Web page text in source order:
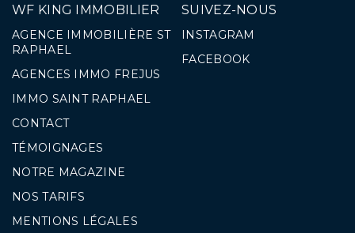
WF KING IMMOBILIER
AGENCE IMMOBILIÈRE ST
RAPHAEL
AGENCES IMMO FREJUS
IMMO SAINT RAPHAEL
CONTACT
TÉMOIGNAGES
NOTRE MAGAZINE
NOS TARIFS
MENTIONS LÉGALES
SUIVEZ-NOUS
INSTAGRAM
FACEBOOK